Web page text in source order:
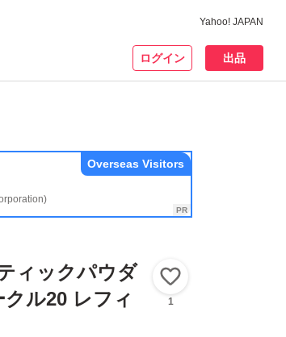
Yahoo! JAPAN
ログイン 出品
Overseas Visitors
ィックパウダ
ル20 レフィ
1